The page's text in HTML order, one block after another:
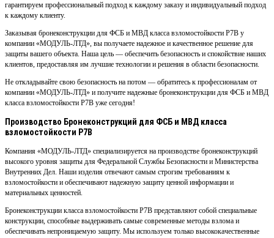
гарантируем профессиональный подход к каждому заказу и индивидуальный подход
к каждому клиенту.
Заказывая бронеконструкции для ФСБ и МВД класса взломостойкости Р7В у
компании «МОДУЛЬ-ЛТД», вы получаете надежное и качественное решение для
защиты вашего объекта. Наша цель — обеспечить безопасность и спокойствие наших
клиентов, предоставляя им лучшие технологии и решения в области безопасности.
Не откладывайте свою безопасность на потом — обратитесь к профессионалам от
компании «МОДУЛЬ-ЛТД» и получите надежные бронеконструкции для ФСБ и МВД
класса взломостойкости Р7В уже сегодня!
Производство Бронеконструкций для ФСБ и МВД класса
взломостойкости Р7В
Компания «МОДУЛЬ-ЛТД» специализируется на производстве бронеконструкций
высокого уровня защиты для Федеральной Службы Безопасности и Министерства
Внутренних Дел. Наши изделия отвечают самым строгим требованиям к
взломостойкости и обеспечивают надежную защиту ценной информации и
материальных ценностей.
Бронеконструкции класса взломостойкости Р7В представляют собой специальные
конструкции, способные выдерживать самые современные методы взлома и
обеспечивать непроницаемую защиту. Мы используем только высококачественные